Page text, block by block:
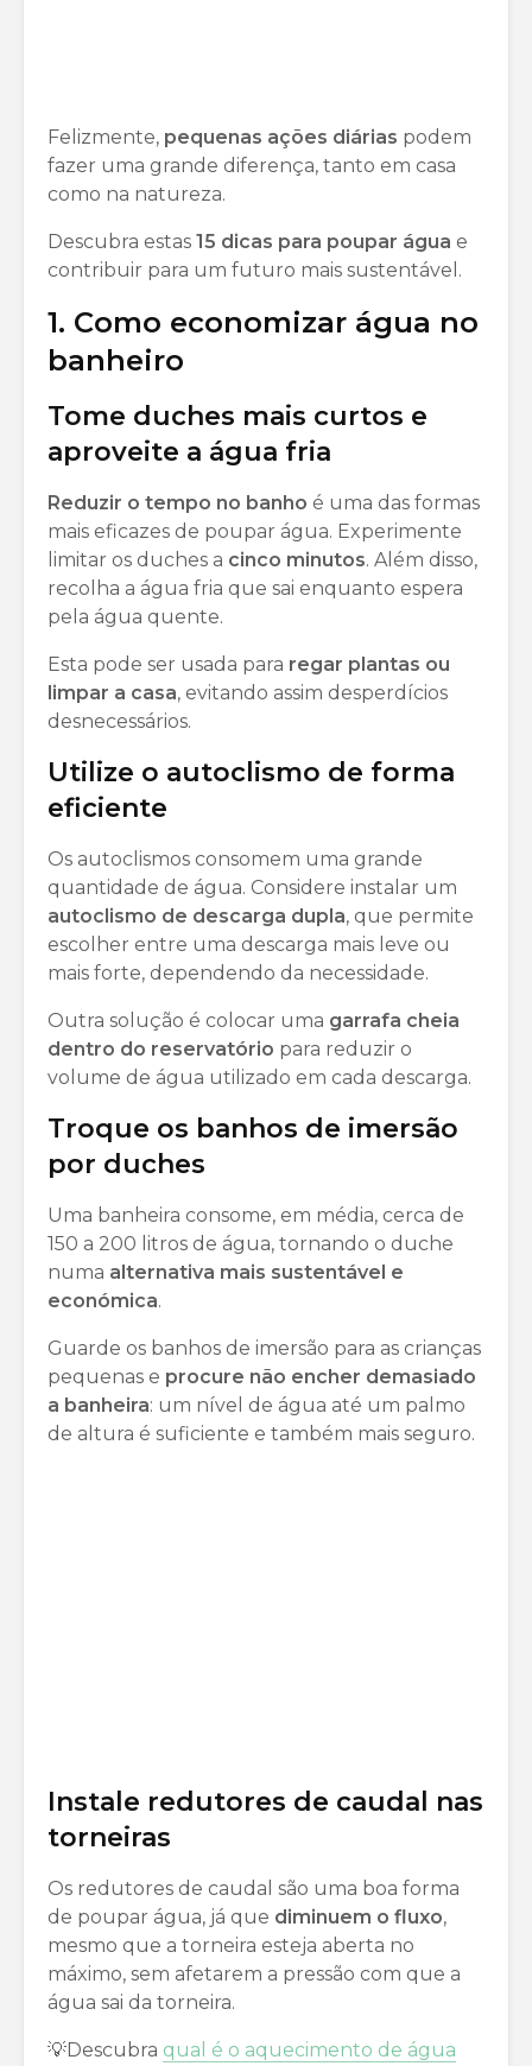
Felizmente, pequenas ações diárias podem
fazer uma grande diferença, tanto em casa
como na natureza.
Descubra estas 15 dicas para poupar água e
contribuir para um futuro mais sustentável.
1. Como economizar água no
banheiro
Tome duches mais curtos e
aproveite a água fria
Reduzir o tempo no banho é uma das formas
mais eficazes de poupar água. Experimente
limitar os duches a cinco minutos. Além disso,
recolha a água fria que sai enquanto espera
pela água quente.
Esta pode ser usada para regar plantas ou
limpar a casa, evitando assim desperdícios
desnecessários.
Utilize o autoclismo de forma
eficiente
Os autoclismos consomem uma grande
quantidade de água. Considere instalar um
autoclismo de descarga dupla, que permite
escolher entre uma descarga mais leve ou
mais forte, dependendo da necessidade.
Outra solução é colocar uma garrafa cheia
dentro do reservatório para reduzir o
volume de água utilizado em cada descarga.
Troque os banhos de imersão
por duches
Uma banheira consome, em média, cerca de
150 a 200 litros de água, tornando o duche
numa alternativa mais sustentável e
económica.
Guarde os banhos de imersão para as crianças
pequenas e procure não encher demasiado
a banheira: um nível de água até um palmo
de altura é suficiente e também mais seguro.
Instale redutores de caudal nas
torneiras
Os redutores de caudal são uma boa forma
de poupar água, já que diminuem o fluxo,
mesmo que a torneira esteja aberta no
máximo, sem afetarem a pressão com que a
água sai da torneira.
💡Descubra qual é o aquecimento de água